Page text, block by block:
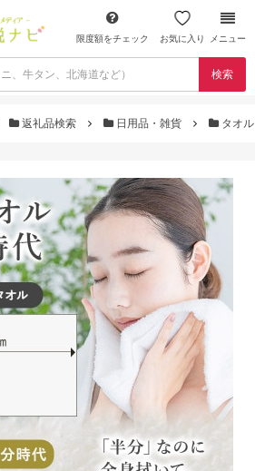
限度額をチェック お気に入り メニュー
検索
返礼品検索 日用品・雑貨 タオ